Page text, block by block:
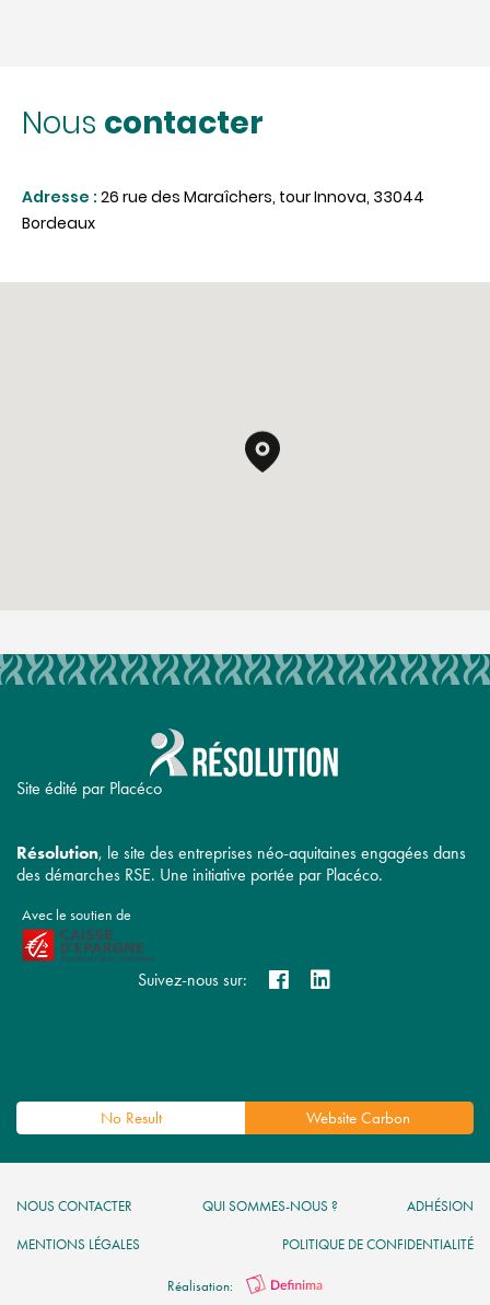
Nous contacter
Adresse :26 rue des Maraîchers, tour Innova, 33044
Bordeaux
Site édité par Placéco
Résolution, le site des entreprises néo-aquitaines engagées dans
des démarches RSE. Une initiative portée par Placéco.
Avec le soutien de
Suivez-nous sur:
No Result Website Carbon
NOUS CONTACTER QUI SOMMES-NOUS ? ADHÉSION
MENTIONS LÉGALES POLITIQUE DE CONFIDENTIALITÉ
Réalisation: